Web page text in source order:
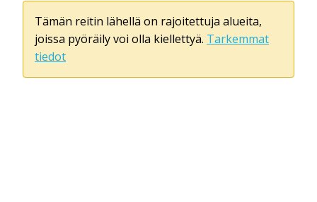
Tämän reitin lähellä on rajoitettuja alueita,
joissa pyöräily voi olla kiellettyä. Tarkemmat
tiedot